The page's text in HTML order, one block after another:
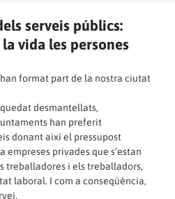
serveis públics:
vida les persones
han format part de la nostra ciutat
desmantellats,
han preferit
donant així el pressupost
empreses privades que s’estan
treballadores i els treballadors,
laboral. I com a conseqüència,